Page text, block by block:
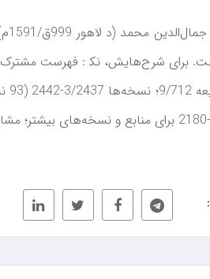
شرح‌هایش، نک‍ : فهرست مشترک 7/714-